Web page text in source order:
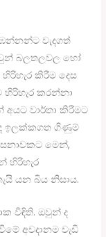
වැදගත්
බලතලවල හෝ
කිරීම දෙස
කරන්නා
වාර්තා කිරීමට
ඉලක්කගත ගිණුම්
මෙන්,
යන බිය නිසාය.
විඳිති. ඔවුන් ද
අවදානම වැඩි